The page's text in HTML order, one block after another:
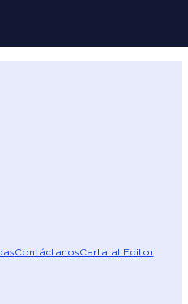
ContáctanosCarta al Editor